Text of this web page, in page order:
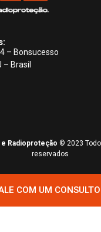
– Bonsucesso
– Brasil
Radioproteção © 2023
reservados
COM UM